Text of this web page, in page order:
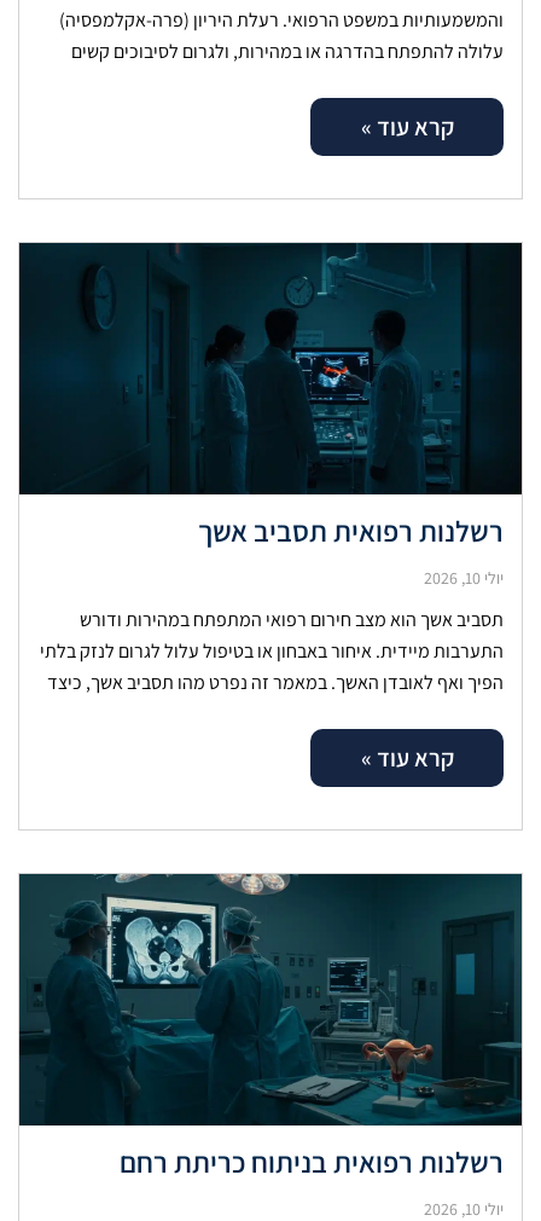
והמשמעותיות במשפט הרפואי. רעלת היריון (פרה-אקלמפסיה)
עלולה להתפתח בהדרגה או במהירות, ולגרום לסיבוכים קשים
קרא עוד »
רשלנות רפואית תסביב אשך
יולי 10, 2026
תסביב אשך הוא מצב חירום רפואי המתפתח במהירות ודורש
התערבות מיידית. איחור באבחון או בטיפול עלול לגרום לנזק בלתי
הפיך ואף לאובדן האשך. במאמר זה נפרט מהו תסביב אשך, כיצד
קרא עוד »
רשלנות רפואית בניתוח כריתת רחם
יולי 10, 2026